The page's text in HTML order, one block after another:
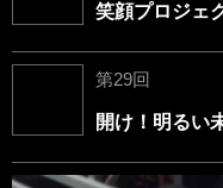
笑顔プロジェ
第29回
開け！明るい